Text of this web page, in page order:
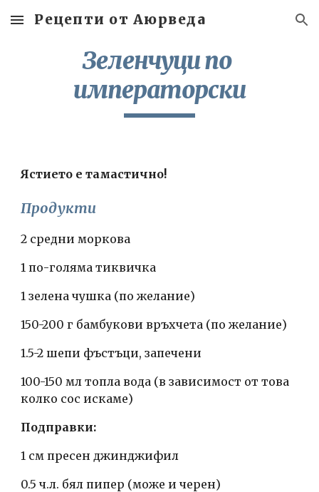
Skip to main content Skip to navigation
Рецепти от Аюрведа
Зеленчуци по
императорски
Ястието е тамастично!
Продукти
2 средни моркова
1 по-голяма тиквичка
1 зелена чушка (по желание)
150-200 г бамбукови връхчета (по желание)
1.5-2 шепи фъстъци, запечени
100-150 мл топла вода (в зависимост от това
колко сос искаме)
Подправки:
1 см пресен джинджифил
0.5 ч.л. бял пипер (може и черен)